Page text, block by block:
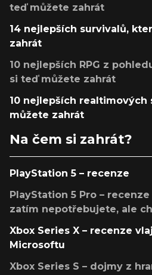
teď můžete zahrát
14 nejlepších survivalů,
zahrát
10 nejlepších RPG z
si teď můžete zahrát
10 nejlepších
můžete zahrát
Na čem si zahrát?
PlayStation 5 – recenze
PlayStation 5 Pro –
zatím nepotřebujete, ale
Xbox Series X – recenze
Microsoftu
Xbox Series S – dojmy z